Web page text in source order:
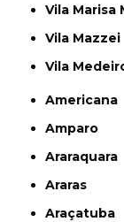
Vila
Vila Mazzei
Vila
Americana
Amparo
Araraquara
Araras
Araçatuba